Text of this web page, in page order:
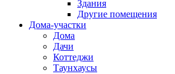
Здания
Другие помещения
Дома-участки
Дома
Дачи
Коттеджи
Таунхаусы